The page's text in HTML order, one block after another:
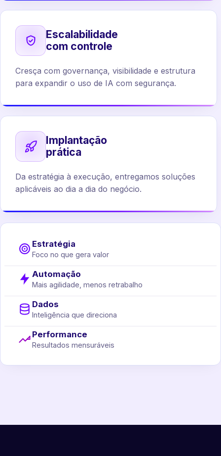
Escalabilidade
com controle
Cresça com governança, visibilidade e estrutura
para expandir o uso de IA com segurança.
Implantação
prática
Da estratégia à execução, entregamos soluções
aplicáveis ao dia a dia do negócio.
Estratégia
Foco no que gera valor
Automação
Mais agilidade, menos retrabalho
Dados
Inteligência que direciona
Performance
Resultados mensuráveis